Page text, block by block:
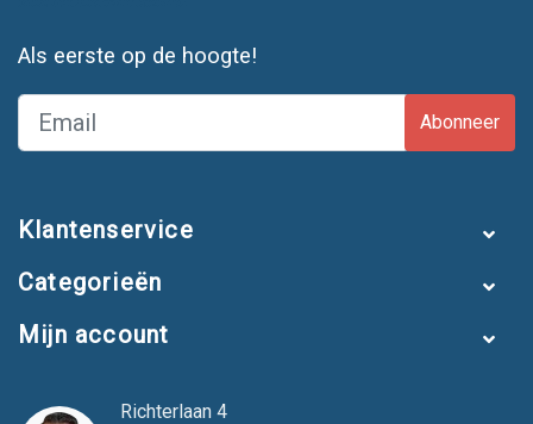
Als eerste op de hoogte!
Abonneer
Klantenservice
Categorieën
Mijn account
Richterlaan 4